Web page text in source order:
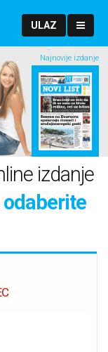
ULAZ
Najnovije izdanje
izdanje
odaberite